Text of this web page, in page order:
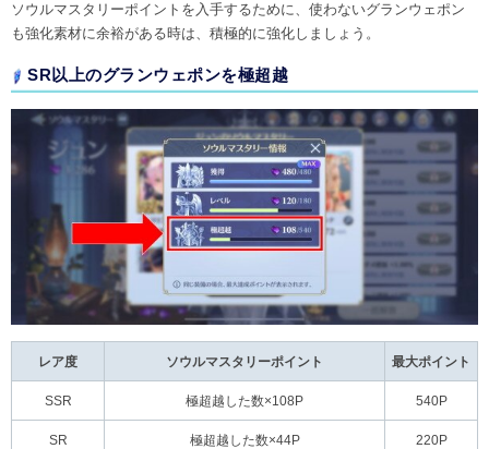
ソウルマスタリーポイントを入手するために、使わないグランウェポン
も強化素材に余裕がある時は、積極的に強化しましょう。
SR以上のグランウェポンを極超越
レア度 ソウルマスタリーポイント 最大ポイント
SSR 極超越した数×108P 540P
SR 極超越した数×44P 220P